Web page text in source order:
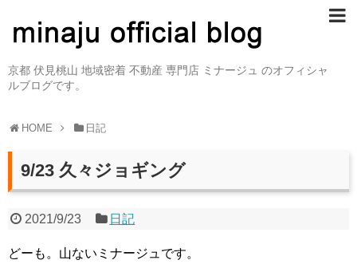
京都 伏見桃山 地域密着 不動産 専門店 ミナージュ のオフィシャ
ルブログです。
HOME 日記
9/23 久々ジョギング
2021/9/23 日記
どーも。山ないミナージュです。